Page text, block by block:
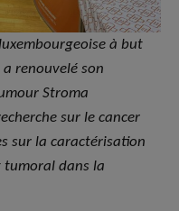
à but
renouvelé son
Stroma
sur le cancer
sur la caractérisation
tumoral dans la